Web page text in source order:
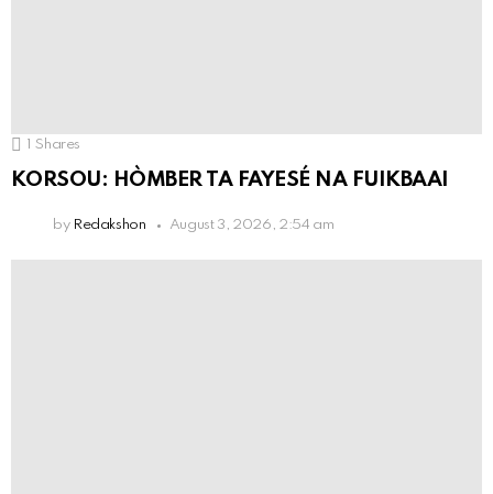
1 Shares
KORSOU: HÒMBER TA FAYESÉ NA FUIKBAAI
by Redakshon August 3, 2026, 2:54 am